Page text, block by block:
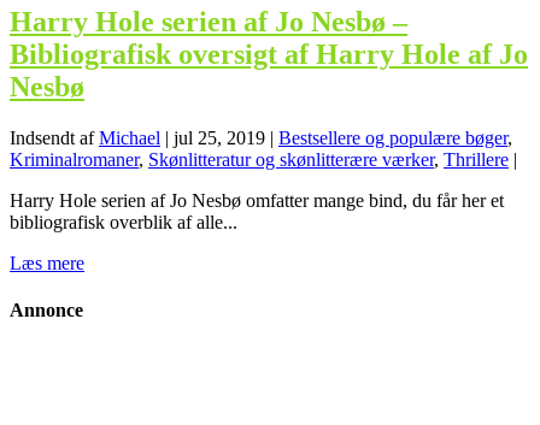
Harry Hole serien af Jo Nesbø –
Bibliografisk oversigt af Harry Hole af Jo
Nesbø
Indsendt afMichael | jul 25, 2019 | Bestsellere og populære bøger,
Kriminalromaner, Skønlitteratur og skønlitterære værker, Thrillere |
Harry Hole serien af Jo Nesbø omfatter mange bind, du får her et
bibliografisk overblik af alle...
Læs mere
Annonce